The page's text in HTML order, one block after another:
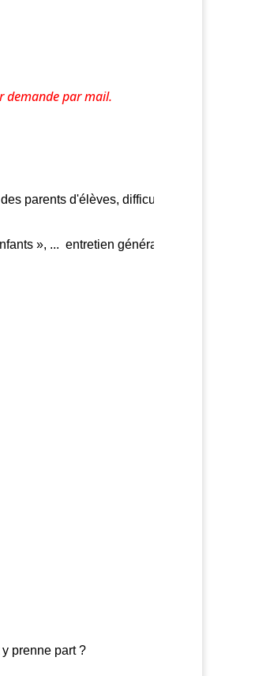
demande par mail.
parents d'élèves, difficultés rencontrées,
», ... entretien général ; autres.
prenne part ?